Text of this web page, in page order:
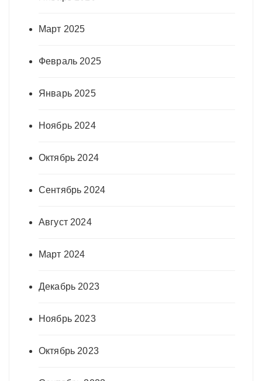
Март 2025
Февраль 2025
Январь 2025
Ноябрь 2024
Октябрь 2024
Сентябрь 2024
Август 2024
Март 2024
Декабрь 2023
Ноябрь 2023
Октябрь 2023